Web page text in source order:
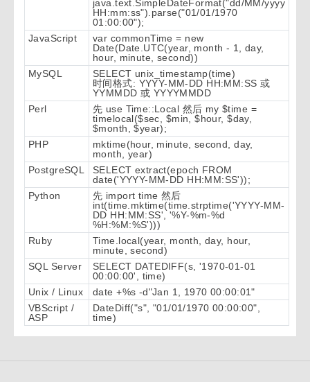
java.text.SimpleDateFormat("dd/MM/yyyy
HH:mm:ss").parse("01/01/1970
01:00:00");
JavaScript
var commonTime = new
Date(Date.UTC(year, month - 1, day,
hour, minute, second))
MySQL
SELECT unix_timestamp(time)
时间格式: YYYY-MM-DD HH:MM:SS 或
YYMMDD 或 YYYYMMDD
Perl
先 use Time::Local 然后 my $time =
timelocal($sec, $min, $hour, $day,
$month, $year);
PHP
mktime(hour, minute, second, day,
month, year)
PostgreSQL
SELECT extract(epoch FROM
date('YYYY-MM-DD HH:MM:SS'));
Python
先 import time 然后
int(time.mktime(time.strptime('YYYY-MM-
DD HH:MM:SS', '%Y-%m-%d
%H:%M:%S')))
Ruby
Time.local(year, month, day, hour,
minute, second)
SQL Server
SELECT DATEDIFF(s, '1970-01-01
00:00:00', time)
Unix / Linux
date +%s -d"Jan 1, 1970 00:00:01"
VBScript /
ASP
DateDiff("s", "01/01/1970 00:00:00",
time)